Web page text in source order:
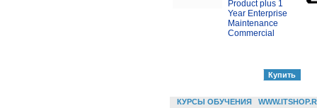
Product plus 1
Year Enterprise
Maintenance
Commercial
КУРСЫ ОБУЧЕНИЯ